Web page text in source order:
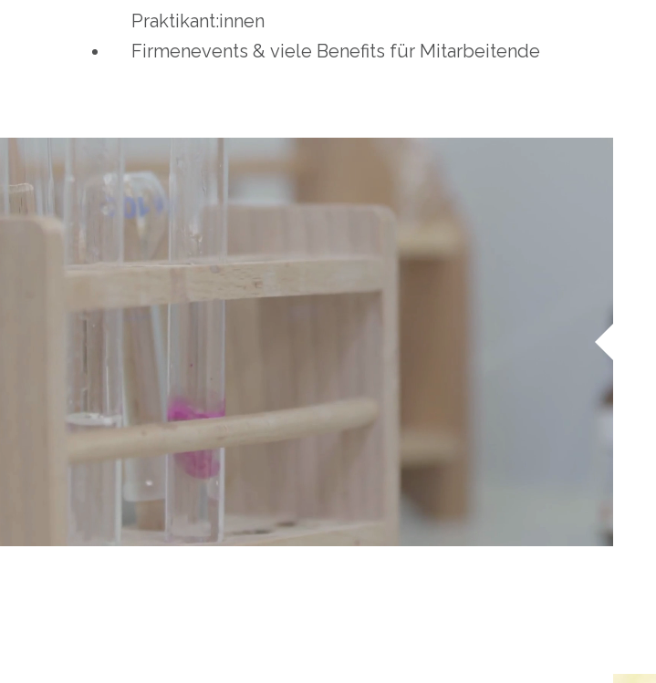
Praktikant:innen
Firmenevents & viele Benefits für Mitarbeitende